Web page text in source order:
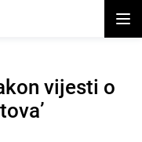
vijesti o